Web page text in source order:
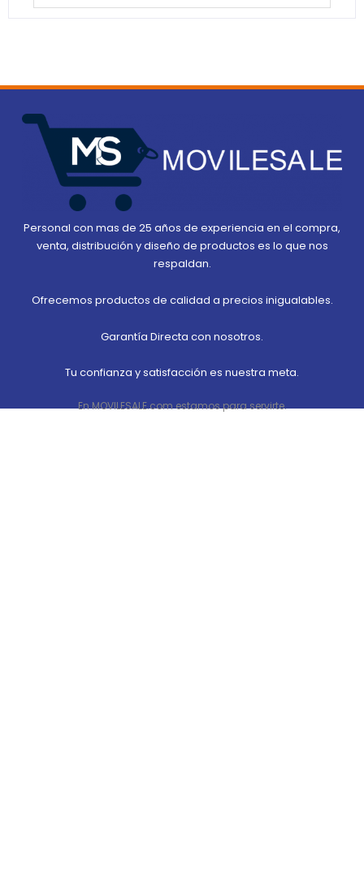
Personal con mas de 25 años de experiencia en el compra,
venta, distribución y diseño de productos es lo que nos
respaldan.
Ofrecemos productos de calidad a precios inigualables.
Garantía Directa con nosotros.
Tu confianza y satisfacción es nuestra meta.
En MOVILESALE.com estamos para servirte.